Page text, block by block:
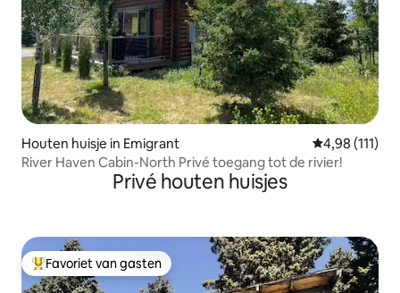
Houten huisje in Emigrant Gemiddelde
4,98 (111)
River Haven Cabin-North Privé toegang tot de rivier!
Privé houten huisjes
Topfavoriet van gasten
Favoriet van gasten